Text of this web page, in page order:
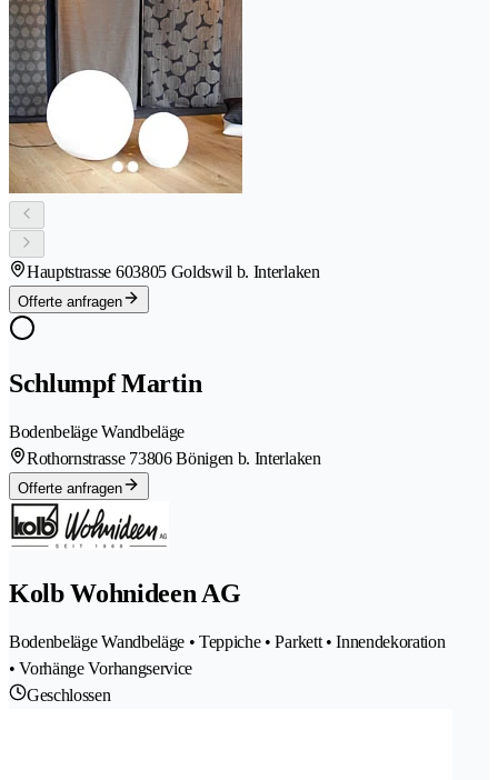
Hauptstrasse 603805 Goldswil b. Interlaken
Offerte anfragen
Schlumpf Martin
Bodenbeläge Wandbeläge
Rothornstrasse 73806 Bönigen b. Interlaken
Offerte anfragen
Kolb Wohnideen AG
Bodenbeläge Wandbeläge • Teppiche • Parkett • Innendekoration
• Vorhänge Vorhangservice
Geschlossen